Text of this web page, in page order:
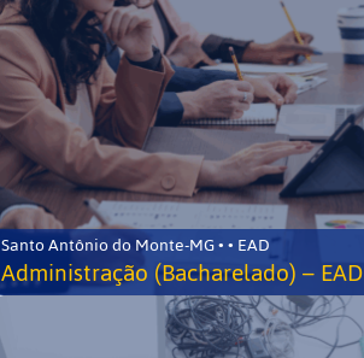
Santo Antônio do Monte-MG • • EAD
Administração (Bacharelado) – EAD